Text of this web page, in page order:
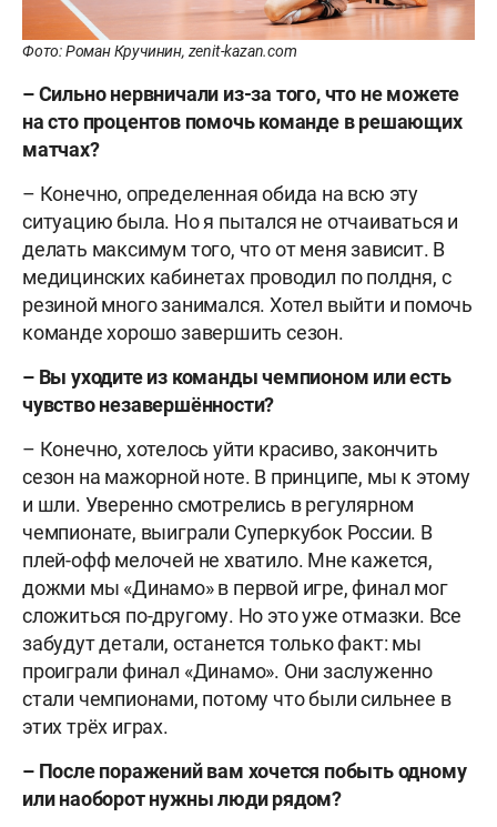
Фото: Роман Кручинин, zenit-kazan.com
– Сильно нервничали из-за того, что не можете
на сто процентов помочь команде в решающих
матчах?
– Конечно, определенная обида на всю эту
ситуацию была. Но я пытался не отчаиваться и
делать максимум того, что от меня зависит. В
медицинских кабинетах проводил по полдня, с
резиной много занимался. Хотел выйти и помочь
команде хорошо завершить сезон.
– Вы уходите из команды чемпионом или есть
чувство незавершённости?
– Конечно, хотелось уйти красиво, закончить
сезон на мажорной ноте. В принципе, мы к этому
и шли. Уверенно смотрелись в регулярном
чемпионате, выиграли Суперкубок России. В
плей-офф мелочей не хватило. Мне кажется,
дожми мы «Динамо» в первой игре, финал мог
сложиться по-другому. Но это уже отмазки. Все
забудут детали, останется только факт: мы
проиграли финал «Динамо». Они заслуженно
стали чемпионами, потому что были сильнее в
этих трёх играх.
– После поражений вам хочется побыть одному
или наоборот нужны люди рядом?